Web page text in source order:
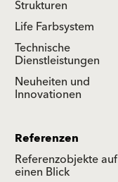
Strukturen
Life Farbsystem
Technische
Dienstleistungen
Neuheiten und
Innovationen
Referenzen
Referenzobjekte auf
einen Blick